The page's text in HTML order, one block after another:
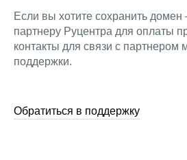
Если вы хотите сохранить домен
партнеру Руцентра для оплаты
контакты для связи с партнером
поддержки.
Обратиться в поддержку